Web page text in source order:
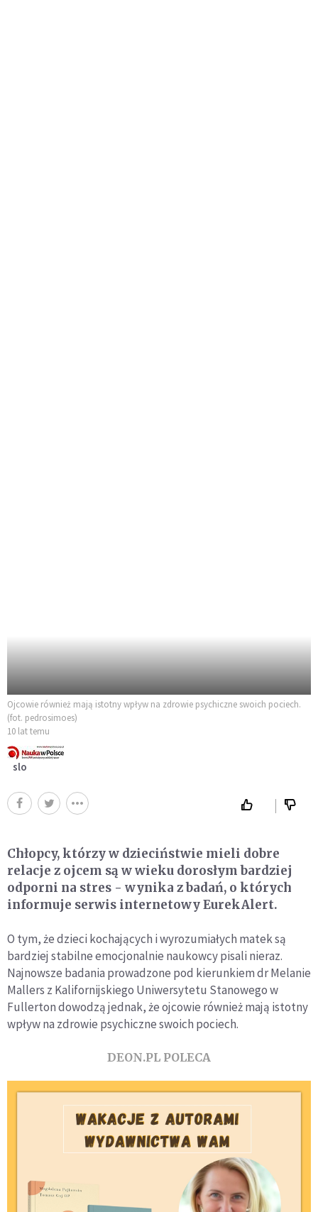
Ojcowie również mają istotny wpływ na zdrowie psychiczne swoich pociech.
(fot. pedrosimoes)
10 lat temu
slo
Chłopcy, którzy w dzieciństwie mieli dobre
relacje z ojcem są w wieku dorosłym bardziej
odporni na stres - wynika z badań, o których
informuje serwis internetowy EurekAlert.
O tym, że dzieci kochających i wyrozumiałych matek są
bardziej stabilne emocjonalnie naukowcy pisali nieraz.
Najnowsze badania prowadzone pod kierunkiem dr Melanie
Mallers z Kalifornijskiego Uniwersytetu Stanowego w
Fullerton dowodzą jednak, że ojcowie również mają istotny
wpływ na zdrowie psychiczne swoich pociech.
DEON.PL POLECA